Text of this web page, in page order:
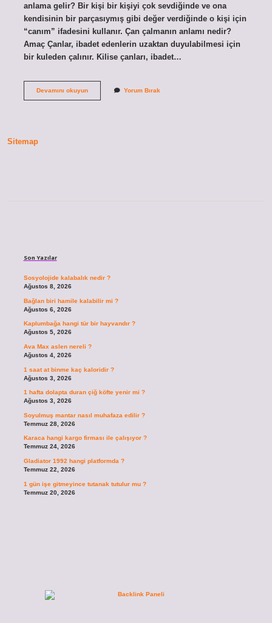
anlama gelir? Bir kişi bir kişiyi çok sevdiğinde ve ona
kendisinin bir parçasıymış gibi değer verdiğinde o kişi için
“canım” ifadesini kullanır. Çan çalmanın anlamı nedir?
Amaç Çanlar, ibadet edenlerin uzaktan duyulabilmesi için
bir kuleden çalınır. Kilise çanları, ibadet…
Devamını okuyunÇan
Yorum Bırak
Sitemap
Son Yazılar
Sosyolojide kalabalık nedir ?
Ağustos 8, 2026
Bağlan biri hamile kalabilir mi ?
Ağustos 6, 2026
Kaplumbağa hangi tür bir hayvandır ?
Ağustos 5, 2026
Ava Max aslen nereli ?
Ağustos 4, 2026
1 saat at binme kaç kaloridir ?
Ağustos 3, 2026
1 hafta dolapta duran çiğ köfte yenir mi ?
Ağustos 3, 2026
Soyulmuş mantar nasıl muhafaza edilir ?
Temmuz 28, 2026
Karaca hangi kargo firması ile çalışıyor ?
Temmuz 24, 2026
Gladiator 1992 hangi platformda ?
Temmuz 22, 2026
1 gün işe gitmeyince tutanak tutulur mu ?
Temmuz 20, 2026